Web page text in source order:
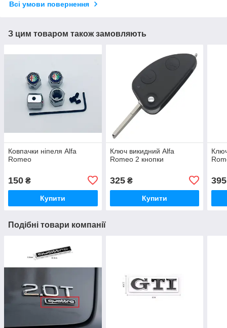
Всі умови повернення
З цим товаром також замовляють
Ковпачки ніпеля Alfa
Romeo
150 ₴
Купити
Ключ викидний Alfa
Romeo 2 кнопки
325₴
Купити
395
Подібні товари компанії